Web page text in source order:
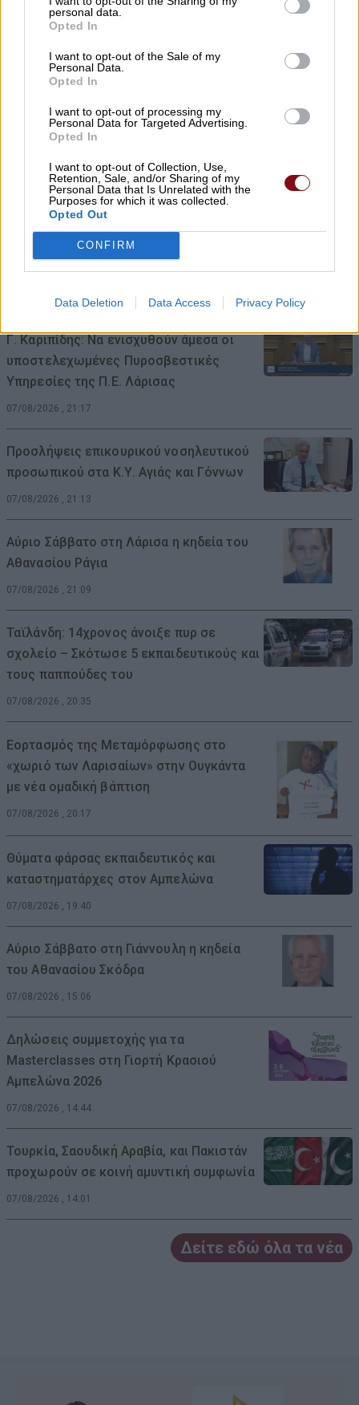
personal data.
Opted In
I want to opt-out of the Sale of my
Personal Data.
Opted In
I want to opt-out of processing my
Personal Data for Targeted Advertising.
Opted In
I want to opt-out of Collection, Use,
Retention, Sale, and/or Sharing of my
Personal Data that Is Unrelated with the
Purposes for which it was collected.
Opted Out
CONFIRM
Data Deletion Data Access Privacy Policy
Κ. Αγοραστός: Σκιές για το κόστος,
τους όρους, τον τρόπο και τον φορέα
δημοπράτησης των κολυμβητικών
δεξαμενών
07/08/2026 , 21:21
Γ. Καριπίδης: Να ενισχυθούν άμεσα οι
υποστελεχωμένες Πυροσβεστικές
Υπηρεσίες της Π.Ε. Λάρισας
07/08/2026 , 21:17
Προσλήψεις επικουρικού νοσηλευτικού
προσωπικού στα Κ.Υ. Αγιάς και Γόννων
07/08/2026 , 21:13
Αύριο Σάββατο στη Λάρισα η κηδεία του
Αθανασίου Ράγια
07/08/2026 , 21:09
Ταϊλάνδη: 14χρονος άνοιξε πυρ σε
σχολείο – Σκότωσε 5 εκπαιδευτικούς και
τους παππούδες του
07/08/2026 , 20:35
Εορτασμός της Μεταμόρφωσης στο
«χωριό των Λαρισαίων» στην Ουγκάντα
με νέα ομαδική βάπτιση
07/08/2026 , 20:17
Θύματα φάρσας εκπαιδευτικός και
καταστηματάρχες στον Αμπελώνα
07/08/2026 , 19:40
Αύριο Σάββατο στη Γιάννουλη η κηδεία
του Αθανασίου Σκόδρα
07/08/2026 , 15:06
Δηλώσεις συμμετοχής για τα
Masterclasses στη Γιορτή Κρασιού
Αμπελώνα 2026
07/08/2026 , 14:44
Τουρκία, Σαουδική Αραβία, και Πακιστάν
προχωρούν σε κοινή αμυντική συμφωνία
07/08/2026 , 14:01
Δείτε εδώ όλα τα νέα